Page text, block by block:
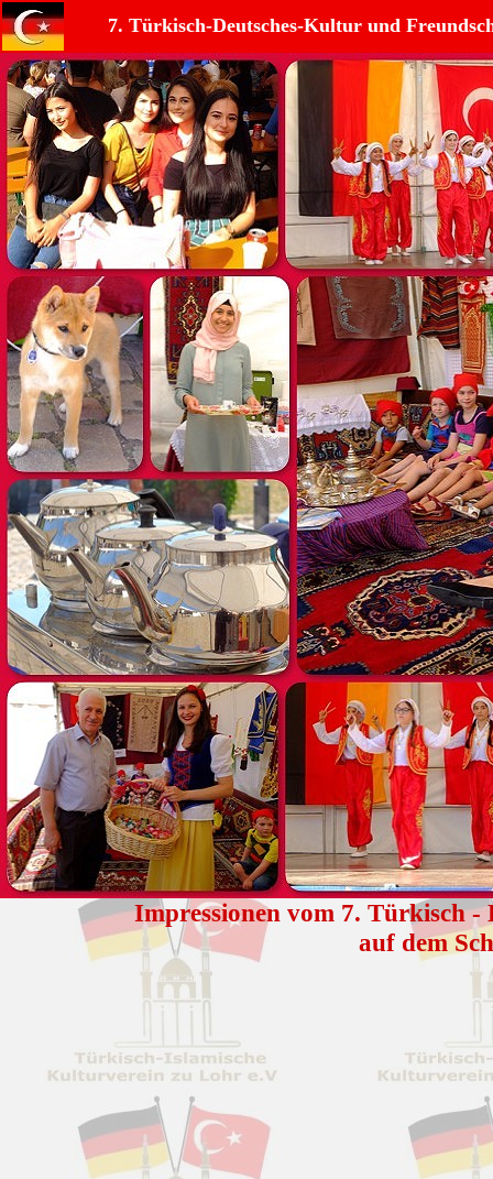
7. Türkisch-Deutsches-Kultur und
Impressionen vom 7. Türkisch
auf dem